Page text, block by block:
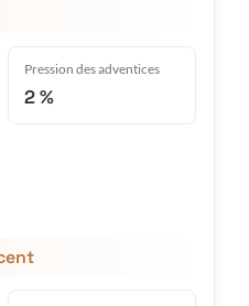
Pression des adventices
2 %